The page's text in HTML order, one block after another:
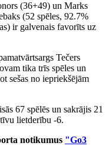
(36+49) un Marks
(52 spēles, 92.7%
ir galvenais favorīts uz
Tečers
tika trīs spēles un
sešas no iepriekšējām
67 spēlēs un sakrājis 21
lietderību -6.
notikumus "Go3